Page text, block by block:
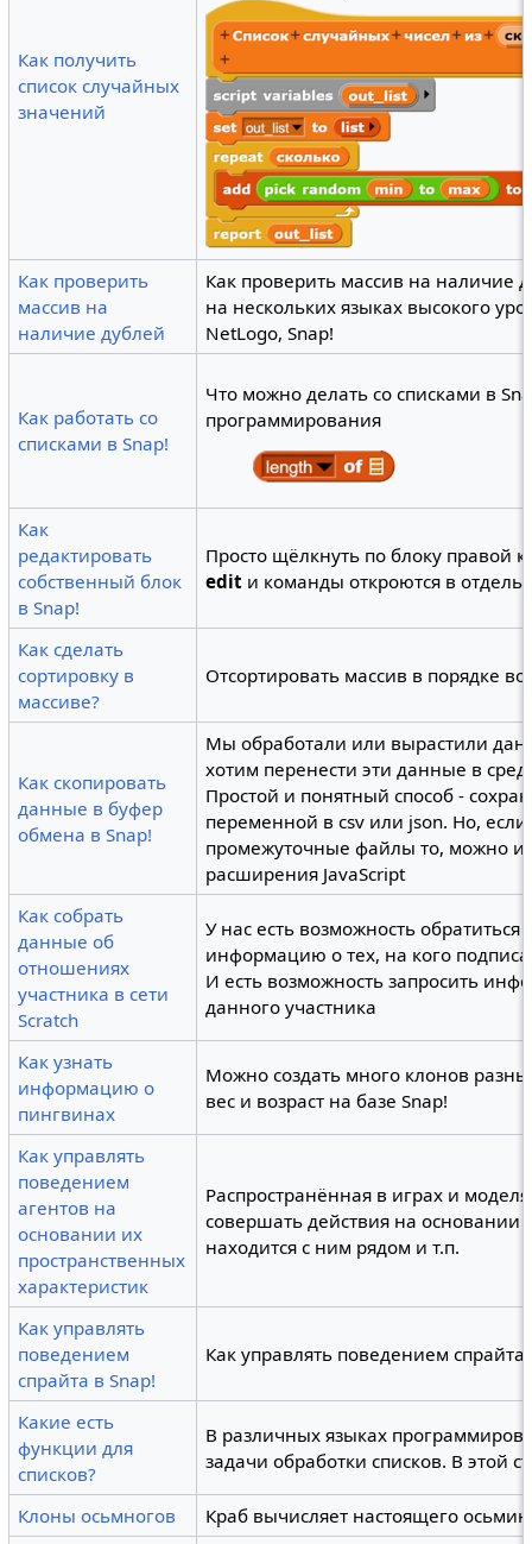
Как получить
список случайных
значений
Как проверить
массив на
наличие дублей
Как проверить массив на наличие
на нескольких языках высокого
NetLogo, Snap!
Как работать со
списками в Snap!
Что можно делать со списками в
программирования
Как
редактировать
собственный блок
в Snap!
Просто щёлкнуть по блоку
edit и команды откроются в
Как сделать
сортировку в
массиве?
Отсортировать массив в порядке
Как скопировать
данные в буфер
обмена в Snap!
Мы обработали или вырастили
хотим перенести эти данные в
Простой и понятный способ -
переменной в csv или json. Но, если
промежуточные файлы то, можно
расширения JavaScript
Как собрать
данные об
отношениях
участника в сети
Scratch
У нас есть возможность обратиться
информацию о тех, на кого
И есть возможность запросить
данного участника
Как узнать
информацию о
пингвинах
Можно создать много клонов
вес и возраст на базе Snap!
Как управлять
поведением
агентов на
основании их
пространственных
характеристик
Распространённая в играх и
совершать действия на основании
находится с ним рядом и т.п.
Как управлять
поведением
спрайта в Snap!
Как управлять поведением
Какие есть
функции для
списков?
В различных языках
задачи обработки списков. В этой
Клоны осьмногов Краб вычисляет настоящего